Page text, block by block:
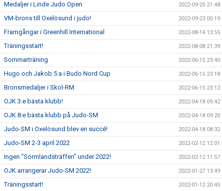
Medaljer i Linde Judo Open 2022-09-25 21:48
VM-brons till Oxelösund i judo! 2022-09-23 00:19
Framgångar i Greenhill International 2022-08-14 13:55
Träningsstart! 2022-08-08 21:39
Sommarträning 2022-06-15 23:40
Hugo och Jakob 5:a i Budo Nord Cup 2022-06-15 23:18
Bronsmedaljer i Skol-RM 2022-06-15 23:12
OJK 3:e bästa klubb! 2022-04-18 09:42
OJK 8:e bästa klubb på Judo-SM 2022-04-18 09:20
Judo-SM i Oxelösund blev en succé! 2022-04-18 08:32
Judo-SM 2-3 april 2022 2022-02-12 12:01
Ingen "Sörmlandsträffen" under 2022! 2022-02-12 11:57
OJK arrangerar Judo-SM 2022! 2022-01-27 13:49
Träningsstart! 2022-01-12 20:45